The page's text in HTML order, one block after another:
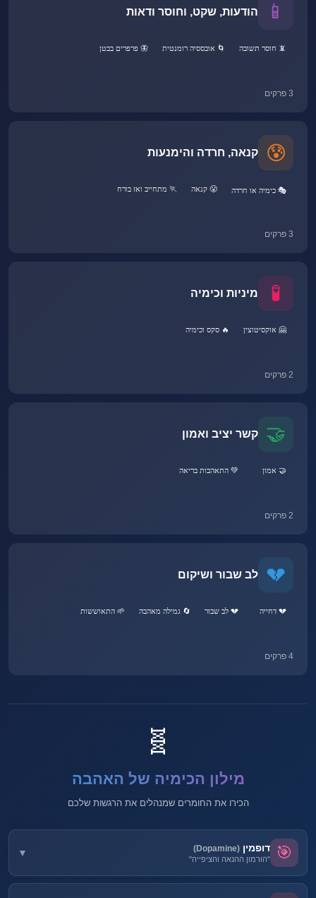
📱 הודעות, שקט, וחוסר ודאות
📵 חוסר תשובה 🌀 אובססיה רומנטית 🦋 פרפרים בבטן
3 פרקים
😰 קנאה, חרדה והימנעות
🎭 כימיה או חרדה 😤 קנאה 🏃 מתחייב ואז בורח
3 פרקים
🧪 מיניות וכימיה
🤗 אוקסיטוצין 🔥 סקס וכימיה
2 פרקים
🤝 קשר יציב ואמון
🤝 אמון 💚 התאהבות בריאה
2 פרקים
💔 לב שבור ושיקום
💔 דחייה 💔 לב שבור 🔄 גמילה מאהבה 🌱 התאוששות
4 פרקים
🧬
מילון הכימיה של האהבה
הכירו את החומרים שמנהלים את הרגשות שלכם
🎯 דופמין (Dopamine)
"הורמון ההנאה והציפייה"
▼
מה זה:
נוירוטרנסמיטר שאחראי על תחושת הנאה, מוטיבציה וציפייה לתגמול